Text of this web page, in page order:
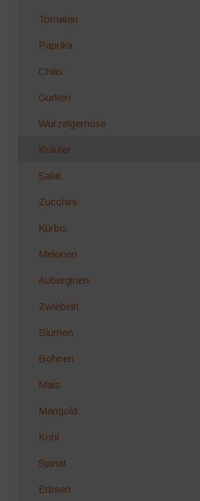
Tomaten
Paprika
Chilis
Gurken
Wurzelgemüse
Kräuter
Salat
Zucchini
Kürbis
Melonen
Auberginen
Zwiebeln
Blumen
Bohnen
Mais
Mangold
Kohl
Spinat
Erbsen